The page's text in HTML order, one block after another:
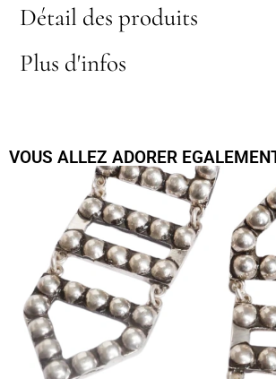
Détail des produits
Plus d'infos
VOUS ALLEZ ADORER